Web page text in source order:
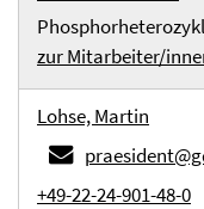
zur Mitarbeiter/
Lohse, Martin
+49-22-24-901-48-0